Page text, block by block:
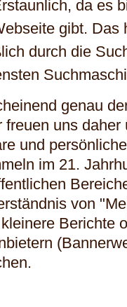
da es
gibt.
durch die
genau
freuen uns
und
im 21.
von
Berichte